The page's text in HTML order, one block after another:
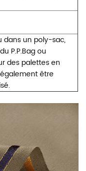
dans un poly-sac,
P.P.Bag ou
des palettes en
être